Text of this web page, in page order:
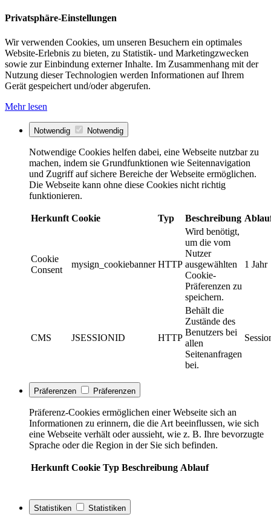
Privatsphäre-Einstellungen
Wir verwenden Cookies, um unseren Besuchern ein optimales
Website-Erlebnis zu bieten, zu Statistik- und Marketingzwecken
sowie zur Einbindung externer Inhalte. Im Zusammenhang mit der
Nutzung dieser Technologien werden Informationen auf Ihrem
Gerät gespeichert und/oder abgerufen.
Mehr lesen
Notwendig Notwendig
Notwendige Cookies helfen dabei, eine Webseite nutzbar zu
machen, indem sie Grundfunktionen wie Seitennavigation
und Zugriff auf sichere Bereiche der Webseite ermöglichen.
Die Webseite kann ohne diese Cookies nicht richtig
funktionieren.
Herkunft Cookie Typ Beschreibung
Cookie
Consent
mysign_cookiebanner HTTP
Wird benötigt,
um die vom
Nutzer
ausgewählten
Cookie-
Präferenzen zu
speichern.
1 Jahr
CMS JSESSIONID HTTP
Behält die
Zustände des
Benutzers bei
allen
Seitenanfragen
bei.
Präferenzen Präferenzen
Präferenz-Cookies ermöglichen einer Webseite sich an
Informationen zu erinnern, die die Art beeinflussen, wie sich
eine Webseite verhält oder aussieht, wie z. B. Ihre bevorzugte
Sprache oder die Region in der Sie sich befinden.
Herkunft Cookie Typ Beschreibung Ablauf
Statistiken Statistiken